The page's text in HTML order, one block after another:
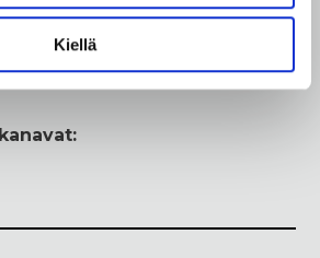
Kiellä
jatkuvan oppimisen koulutuksia